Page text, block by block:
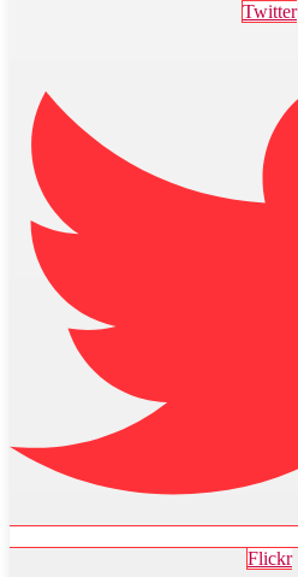
Twitter
Flickr